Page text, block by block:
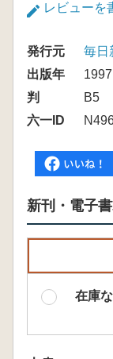
レビューを
発行元
毎日
出版年
1997
判
B5
六一ID
新刊・電子
在庫